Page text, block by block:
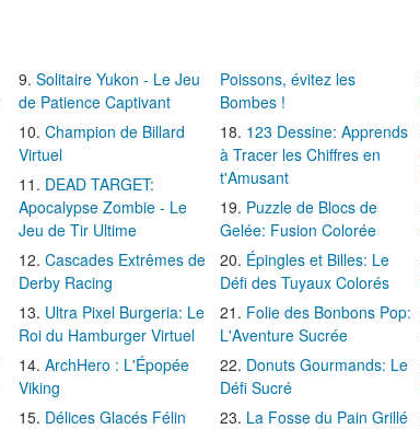
Solitaire Yukon - Le Jeu
de Patience Captivant
Champion de Billard
Virtuel
DEAD TARGET:
Apocalypse Zombie - Le
Jeu de Tir Ultime
Cascades Extrêmes de
Derby Racing
Ultra Pixel Burgeria: Le
Roi du Hamburger Virtuel
ArchHero : L'Épopée
Viking
Délices Glacés Félin
Poissons, évitez les
Bombes !
123 Dessine: Apprends
à Tracer les Chiffres en
t'Amusant
Puzzle de Blocs de
Gelée: Fusion Colorée
Épingles et Billes: Le
Défi des Tuyaux Colorés
Folie des Bonbons Pop:
L'Aventure Sucrée
Donuts Gourmands: Le
Défi Sucré
La Fosse du Pain Grillé